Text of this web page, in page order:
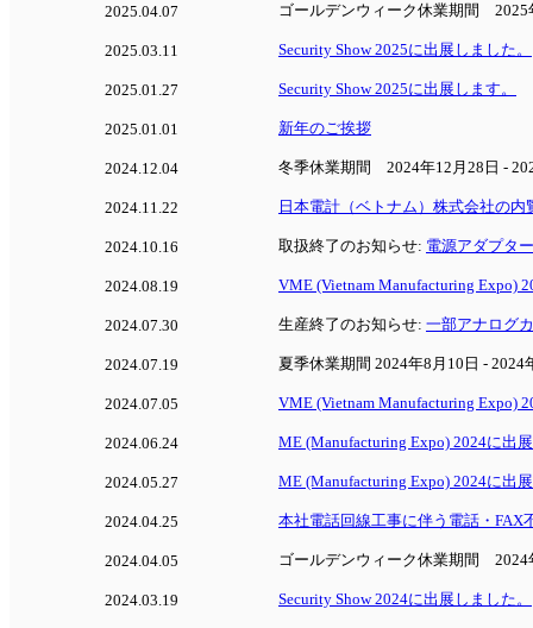
2025.04.07 ゴールデンウィーク休業期間 2025
2025.03.11 Security Show 2025に出展しました。
2025.01.27 Security Show 2025に出展します。
2025.01.01 新年のご挨拶
2024.12.04 冬季休業期間 2024年12月28日 -
2024.11.22 日本電計（ベトナム）株式会社の
2024.10.16 取扱終了のお知らせ: 電源アダプタ
2024.08.19 VME (Vietnam Manufacturing Expo)
2024.07.30 生産終了のお知らせ: 一部アナログ
2024.07.19 夏季休業期間 2024年8月10日 - 2024
2024.07.05 VME (Vietnam Manufacturing Expo)
2024.06.24 ME (Manufacturing Expo) 2024に出
2024.05.27 ME (Manufacturing Expo) 2024に出
2024.04.25 本社電話回線工事に伴う電話・FAX
2024.04.05 ゴールデンウィーク休業期間 2024
2024.03.19 Security Show 2024に出展しました。